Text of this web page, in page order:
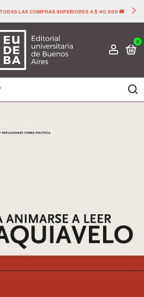
LAS COMPRAS SUPERIORES A $ 40.000 🚚
0